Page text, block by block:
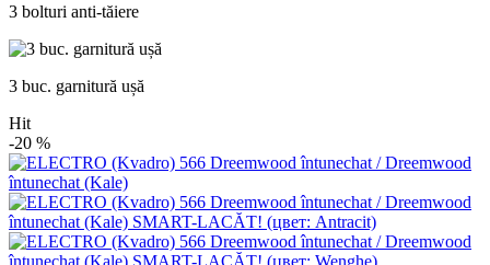
3 bolturi anti-tăiere
3 buc. garnitură ușă
Hit
-20 %